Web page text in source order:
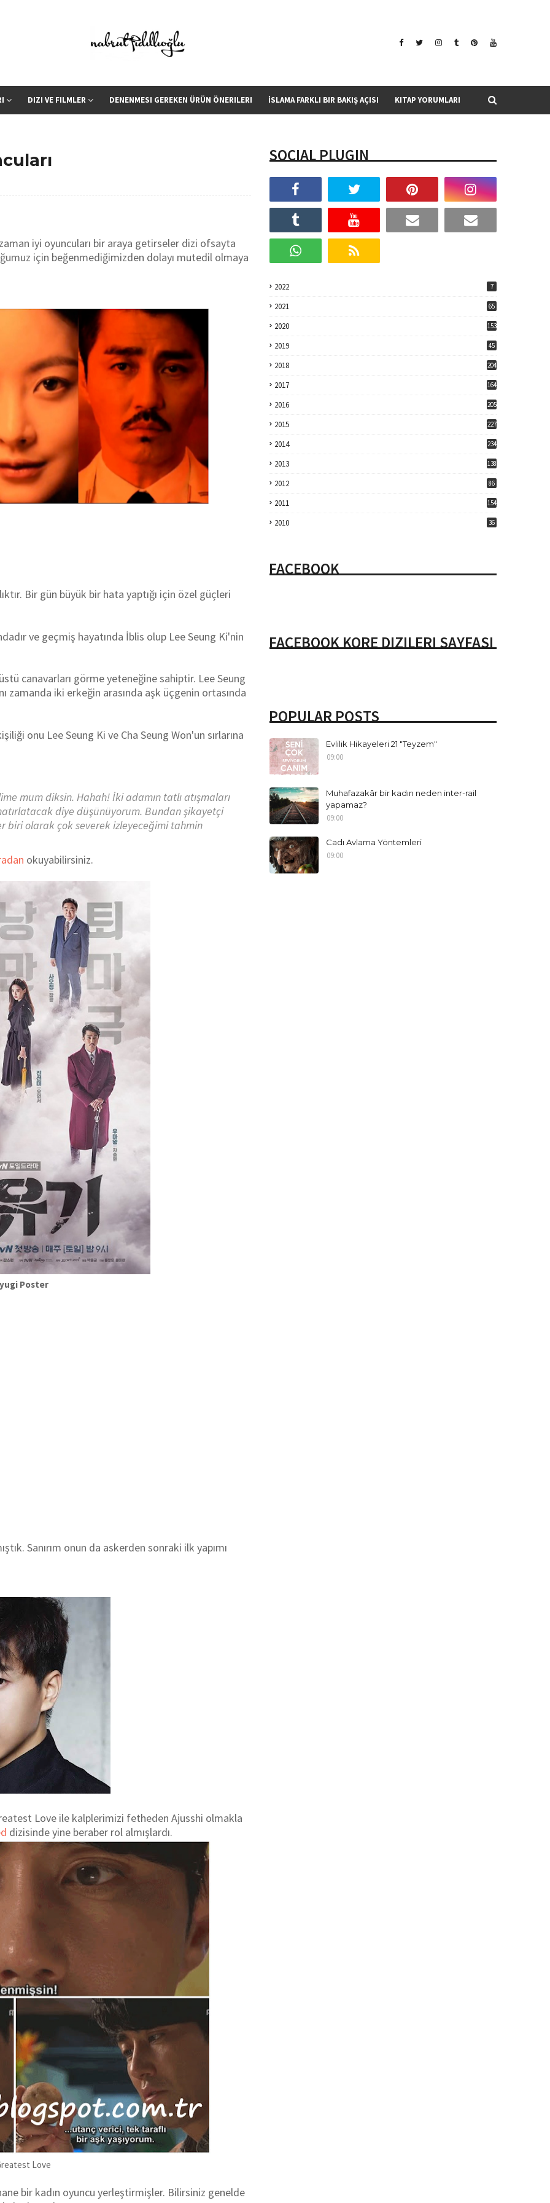
DIZI VE FILMLER DENENMESI GEREKEN ÜRÜN ÖNERILERI İSLAMA FARKLI BIR BAKIŞ AÇISI KITAP YORUMLARI
iyi oyuncuları bir araya getirseler dizi ofsayta
için beğenmediğimizden dolayı mutedil olmaya
Bir gün büyük bir hata yaptığı için özel güçleri
ve geçmiş hayatında İblis olup Lee Seung Ki'nin
canavarları görme yeteneğine sahiptir. Lee Seung
zamanda iki erkeğin arasında aşk üçgenin ortasında
onu Lee Seung Ki ve Cha Seung Won'un sırlarına
mum diksin. Hahah! İki adamın tatlı atışmaları
diye düşünüyorum. Bundan şikayetçi
biri olarak çok severek izleyeceğimi tahmin
okuyabilirsiniz.
Poster
Sanırım onun da askerden sonraki ilk yapımı
Love ile kalplerimizi fetheden Ajusshi olmakla
dizisinde yine beraber rol almışlardı.
Love
bir kadın oyuncu yerleştirmişler. Bilirsiniz genelde
SOCIAL PLUGIN
2022 7
2021 65
2020 153
2019 45
2018 204
2017 164
2016 205
2015 227
2014 234
2013 138
2012 86
2011 154
2010 36
FACEBOOK
FACEBOOK KORE DIZILERI SAYFASI
POPULAR POSTS
Evlilik Hikayeleri 21 "Teyzem"
09:00
Muhafazakâr bir kadın neden inter-rail
yapamaz?
09:00
Cadı Avlama Yöntemleri
09:00